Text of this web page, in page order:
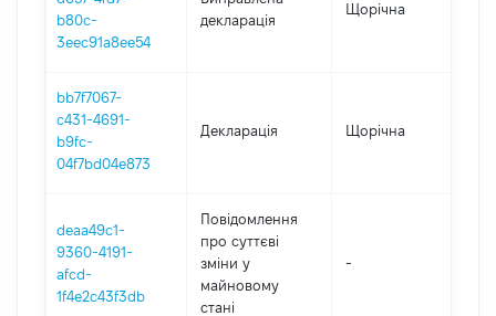
b80c-
3eec91a8ee54
декларація
Щорічна
bb7f7067-
c431-4691-
b9fc-
04f7bd04e873
Декларація Щорічна
deaa49c1-
9360-4191-
afcd-
1f4e2c43f3db
Повідомлення
про суттєві
зміни y
майновому
стані
-